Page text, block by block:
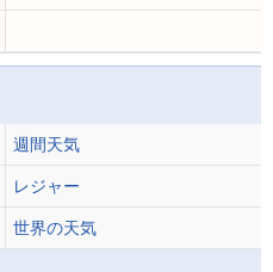
週間天気
レジャー
世界の天気